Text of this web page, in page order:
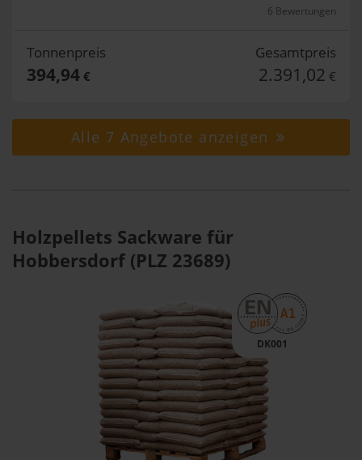
6 Bewertungen
Tonnenpreis
394,94€
Gesamtpreis
2.391,02 €
Alle 7 Angebote anzeigen
Holzpellets Sackware für
Hobbersdorf (PLZ 23689)
DK001